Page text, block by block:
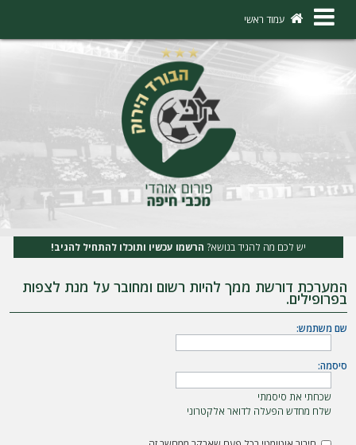
×
ו
ר
ש
מ
עמוד ראשי
יש לכם מה להגיד בנושא? הרשמו עכשיו ותוכלו להתחיל להגיב!
המערכת דורשת ממך להיות רשום ומחובר על מנת לצפות
בפרופילים.
שם משתמש:
סיסמה:
שכחתי את סיסמתי
שלח מחדש הפעלה לדואר אלקטרוני